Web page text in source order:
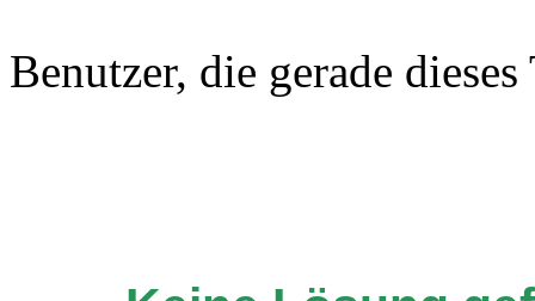
Benutzer, die gerade